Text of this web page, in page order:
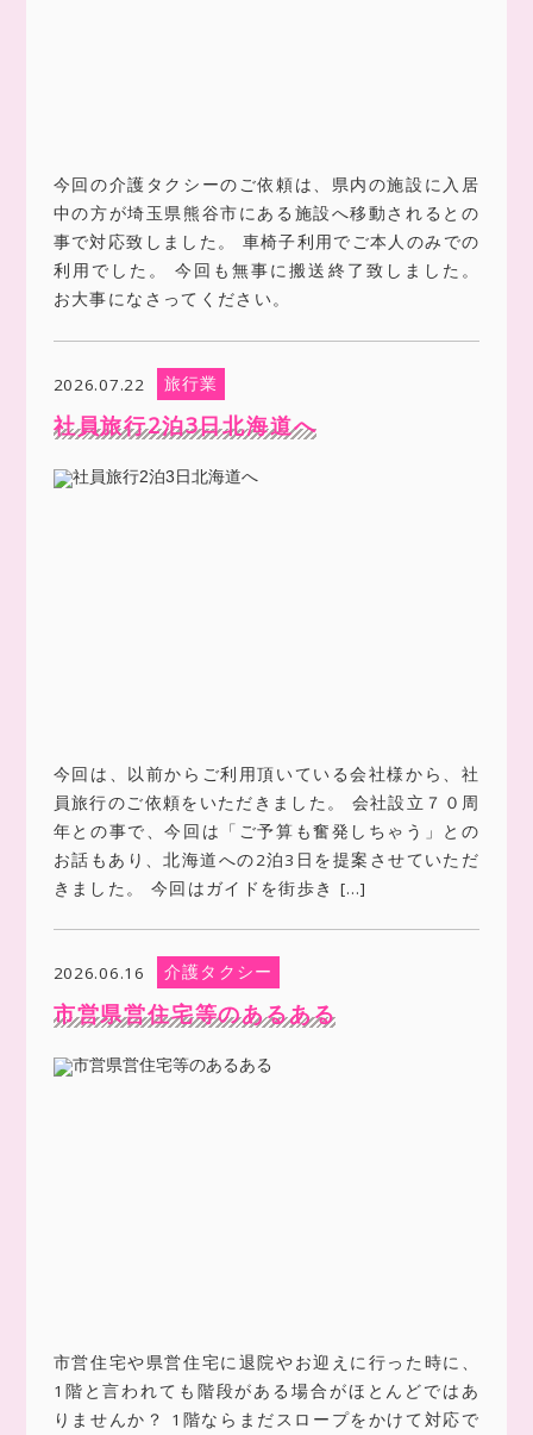
今回の介護タクシーのご依頼は、県内の施設に入居
中の方が埼玉県熊谷市にある施設へ移動されるとの
事で対応致しました。 車椅子利用でご本人のみでの
利用でした。 今回も無事に搬送終了致しました。
お大事になさってください。
2026.07.22 旅行業
社員旅行2泊3日北海道へ
今回は、以前からご利用頂いている会社様から、社
員旅行のご依頼をいただきました。 会社設立７０周
年との事で、今回は「ご予算も奮発しちゃう」との
お話もあり、北海道への2泊3日を提案させていただ
きました。 今回はガイドを街歩き […]
2026.06.16 介護タクシー
市営県営住宅等のあるある
市営住宅や県営住宅に退院やお迎えに行った時に、
1階と言われても階段がある場合がほとんどではあ
りませんか？ 1階ならまだスロープをかけて対応で